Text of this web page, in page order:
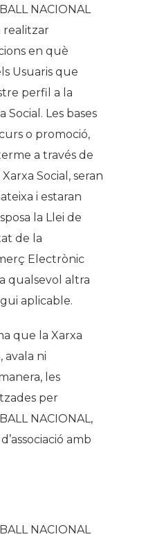
NACIONAL
realitzar
en què
Usuaris que
perfil a la
Les bases
o promoció,
a través de
Social, seran
i estaran
la Llei de
de la
Electrònic
qualsevol altra
aplicable.
que la Xarxa
avala ni
les
per
NACIONAL,
amb
NACIONAL